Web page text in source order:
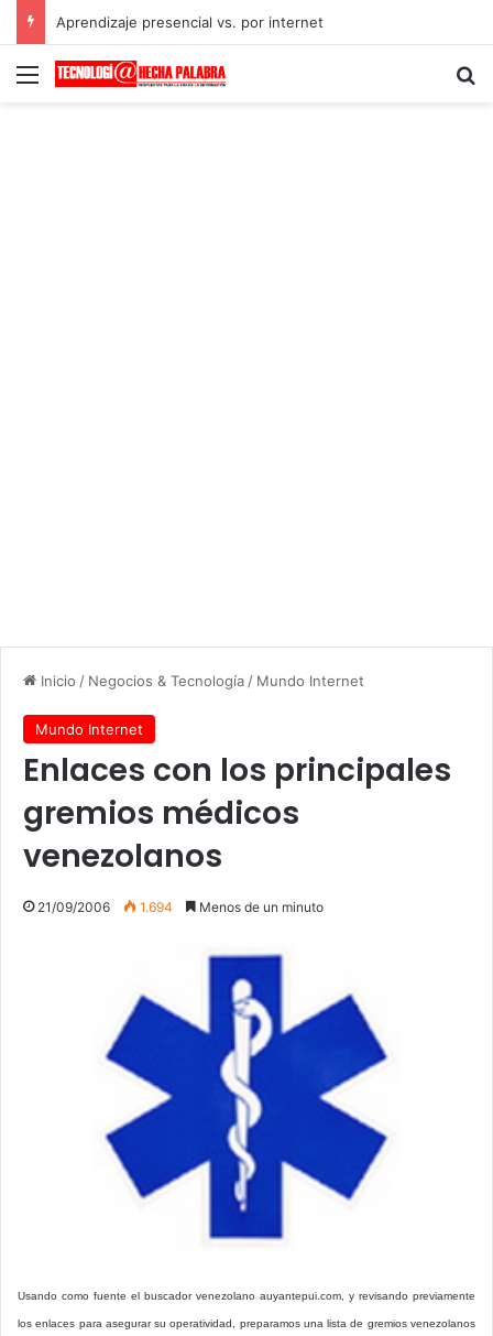
Aprendizaje presencial vs. por internet
Menú
Inicio / Negocios & Tecnología / Mundo Internet
Mundo Internet
Enlaces con los principales
gremios médicos
venezolanos
21/09/2006 1.694 Menos de un minuto
Usando como fuente el buscador venezolano auyantepui.com, y revisando previamente
los enlaces para asegurar su operatividad, preparamos una lista de gremios venezolanos